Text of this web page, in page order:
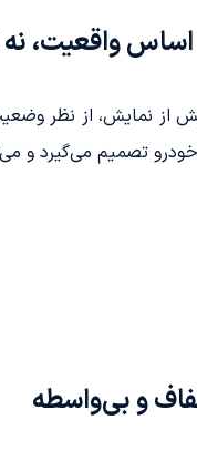
واقعیت، نه
از نمایش، از نظر
خودرو تصمیم می‌گیرد و
و بی‌واسطه